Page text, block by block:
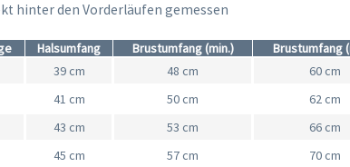
hinter den Vorderläufen gemessen
Halsumfang Brustumfang (min.)
Brustumfang
39 cm 48 cm
60 cm
41 cm 50 cm
62 cm
43 cm 53 cm
66 cm
45 cm 57 cm
70 cm